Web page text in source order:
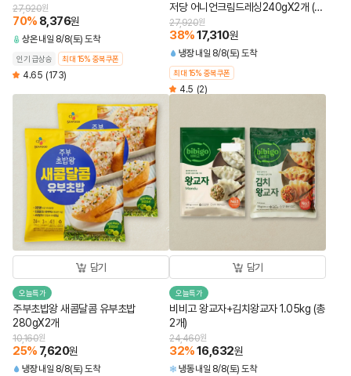
27,920원
70% 8,376원
상온 내일 8/8(토) 도착
인기 급상승 최대 15% 중복쿠폰
4.65 (173)
저당 어니언크림드레싱240gX2개 (총
4개)
27,920원
38%17,310원
냉장 내일 8/8(토) 도착
최대 15% 중복쿠폰
4.5 (2)
담기
오늘특가
주부초밥왕 새콤달콤 유부초밥
280gX2개
10,160원
25% 7,620원
냉장 내일 8/8(토) 도착
담기
오늘특가
비비고 왕교자+김치왕교자 1.05kg (총
2개)
24,460원
32%16,632원
냉동 내일 8/8(토) 도착